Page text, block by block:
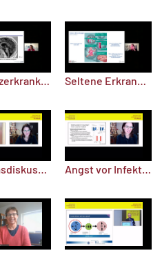
Demenzerkrankungen bei Kindern und Jugendlichen Seltene Erkrankungen und ihre Bedeutung für häufige Erkrankungen
Podiumsdiskussion: Was lernen wir aus der Vergangenheit, wie entwicklen wir Impfstoffe, Impfstrategien und Therapien für die Zukunft Angst vor Infektionen - Angst vor dem Impfen